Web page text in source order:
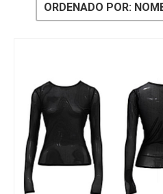
ORDENADO POR: